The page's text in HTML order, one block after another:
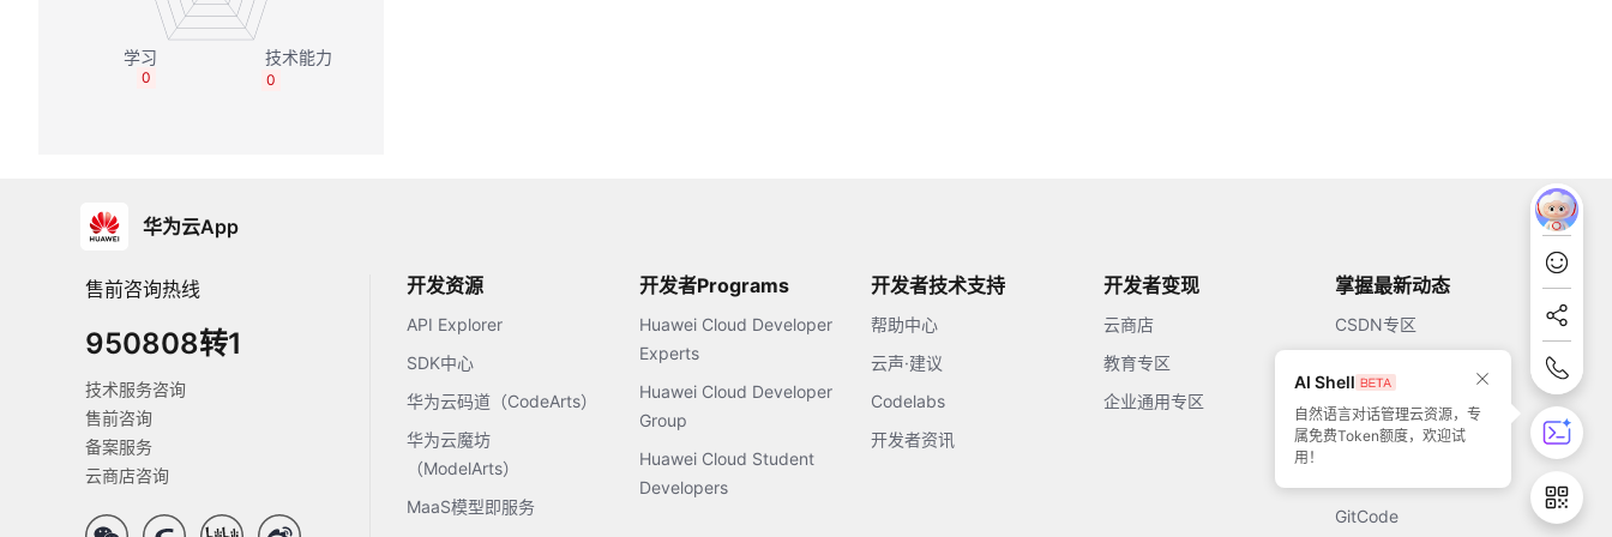
AI Shell
自然语言对话管理云资源，专
属免费Token额度，欢迎试
用！
0
0
华为云App
售前咨询热线
950808转1
技术服务咨询
售前咨询
备案服务
云商店咨询
开发资源
API Explorer
SDK中心
华为云码道（CodeArts）
华为云魔坊
（ModelArts）
MaaS模型即服务
开发者Programs
Huawei Cloud Developer
Experts
Huawei Cloud Developer
Group
Huawei Cloud Student
Developers
开发者技术支持
帮助中心
云声·建议
Codelabs
开发者资讯
开发者变现
云商店
教育专区
企业通用专区
掌握最新动态
CSDN专区
51CTO
GitCode